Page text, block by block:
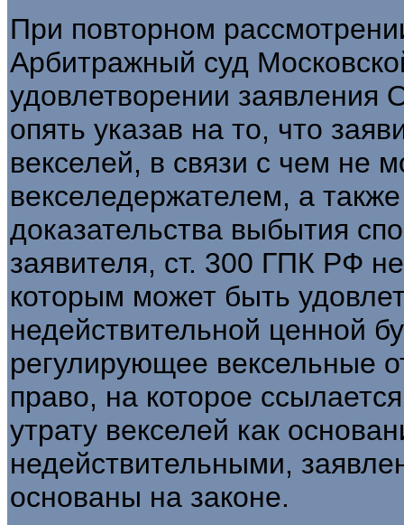
При повторном
Арбитражный суд
удовлетворении
опять указав на то, что
векселей, в связи с чем не
векселедержателем, а
доказательства выбытия
заявителя, ст. 300 ГПК РФ
которым может быть
недействительной ценной
регулирующее вексельные
право, на которое
утрату векселей как
недействительными,
основаны на законе.